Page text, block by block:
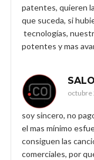
patentes, quieren
que suceda, si
tecnologías,
potentes y mas
octubre
soy sincero, no
el mas mínimo
consiguen las
comerciales, por